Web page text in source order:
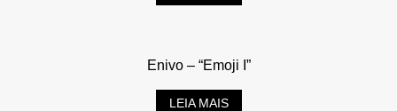
Enivo – “Emoji I”
LEIA MAIS